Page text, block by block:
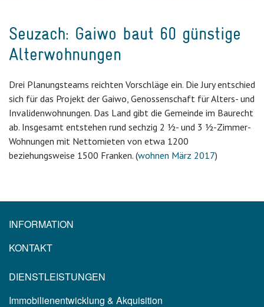
Seuzach: Gaiwo baut 60 günstige
Alterwohnungen
Drei Planungsteams reichten Vorschläge ein. Die Jury entschied
sich für das Projekt der Gaiwo, Genossenschaft für Alters- und
Invalidenwohnungen. Das Land gibt die Gemeinde im Baurecht
ab. Insgesamt entstehen rund sechzig 2 1⁄2- und 3 1⁄2-Zimmer-
Wohnungen mit Nettomieten von etwa 1200
beziehungsweise 1500 Franken. (wohnen März 2017)
INFORMATION
KONTAKT
DIENSTLEISTUNGEN
Immobilienentwicklung & Akquisition